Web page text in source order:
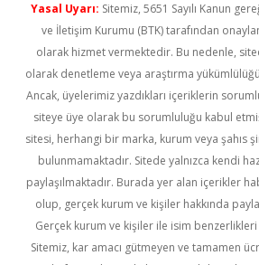
Yasal Uyarı: Sitemiz, 5651 Sayılı Kanun
ve İletişim Kurumu (BTK) tarafından
olarak hizmet vermektedir. Bu nedenle,
olarak denetleme veya araştırma
Ancak, üyelerimiz yazdıkları içeriklerin
siteye üye olarak bu sorumluluğu kabul
sitesi, herhangi bir marka, kurum veya şahıs
bulunmamaktadır. Sitede yalnızca kendi
paylaşılmaktadır. Burada yer alan içerikler
olup, gerçek kurum ve kişiler hakkında
Gerçek kurum ve kişiler ile isim
Sitemiz, kar amacı gütmeyen ve tamamen